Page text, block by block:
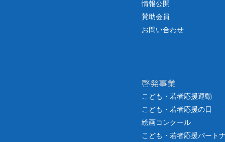
情報公開
賛助会員
お問い合わせ
啓発事業
こども・若者応援運動
こども・若者応援の日
絵画コンクール
こども・若者応援パート